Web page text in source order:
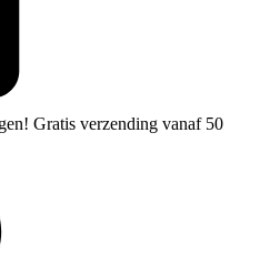
Gratis verzending vanaf 50